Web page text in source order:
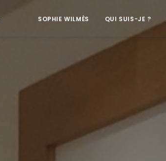
SOPHIE WILMÈS QUI SUIS-JE ?